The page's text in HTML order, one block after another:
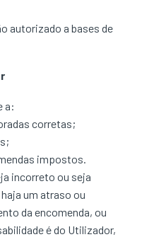
autorizado a bases de
a:
corretas;
impostos.
incorreto ou seja
um atraso ou
da encomenda, ou
é do Utilizador,